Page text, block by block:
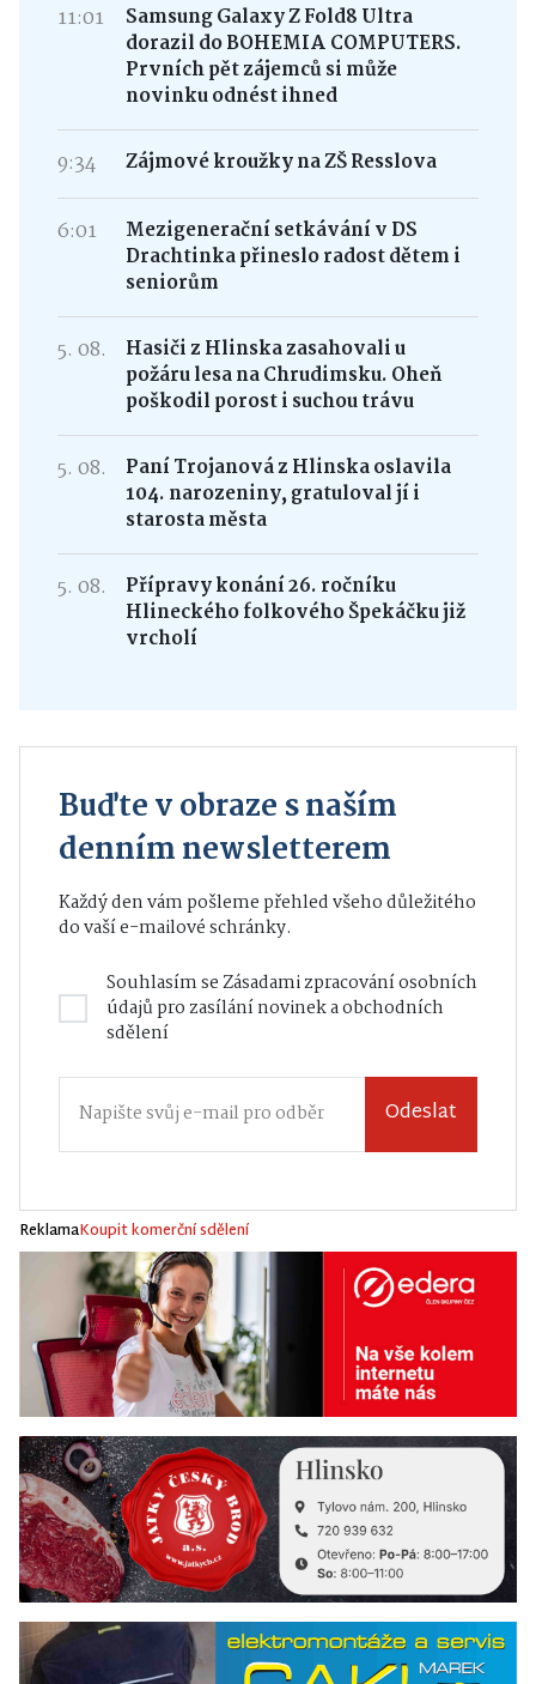
11:01
Samsung Galaxy Z Fold8 Ultra
dorazil do BOHEMIA COMPUTERS.
Prvních pět zájemců si může
novinku odnést ihned
9:34 Zájmové kroužky na ZŠ Resslova
6:01
Mezigenerační setkávání v DS
Drachtinka přineslo radost dětem i
seniorům
5. 08.
Hasiči z Hlinska zasahovali u
požáru lesa na Chrudimsku. Oheň
poškodil porost i suchou trávu
5. 08.
Paní Trojanová z Hlinska oslavila
104. narozeniny, gratuloval jí i
starosta města
5. 08.
Přípravy konání 26. ročníku
Hlineckého folkového Špekáčku již
vrcholí
Buďte v obraze s naším
denním newsletterem
Každý den vám pošleme přehled všeho důležitého
do vaší e-mailové schránky.
Souhlasím seZásadami zpracování osobních
údajůpro zasílání novinek a obchodních
sdělení
Odeslat
ReklamaKoupit komerční sdělení